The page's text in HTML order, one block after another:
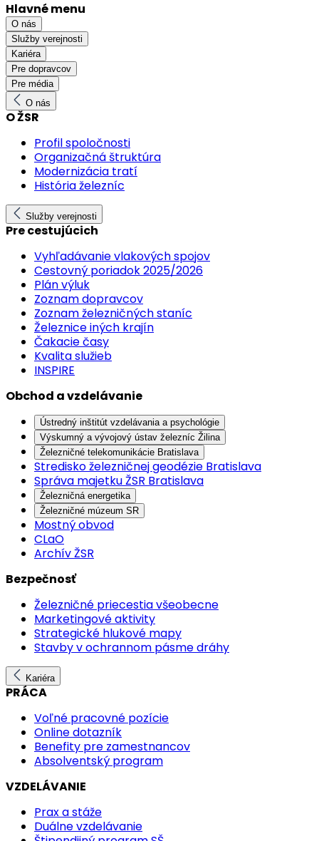
Hlavné menu
O nás
Služby verejnosti
Kariéra
Pre dopravcov
Pre média
O nás
O ŽSR
Profil spoločnosti
Organizačná štruktúra
Modernizácia tratí
História železníc
Služby verejnosti
Pre cestujúcich
Vyhľadávanie vlakových spojov
Cestovný poriadok 2025/2026
Plán výluk
Zoznam dopravcov
Zoznam železničných staníc
Železnice iných krajín
Čakacie časy
Kvalita služieb
INSPIRE
Obchod a vzdelávanie
Ústredný inštitút vzdelávania a psychológie
Výskumný a vývojový ústav železníc Žilina
Železničné telekomunikácie Bratislava
Stredisko železničnej geodézie Bratislava
Správa majetku ŽSR Bratislava
Železničná energetika
Železničné múzeum SR
Mostný obvod
CLaO
Archív ŽSR
Bezpečnosť
Železničné priecestia všeobecne
Marketingové aktivity
Strategické hlukové mapy
Stavby v ochrannom pásme dráhy
Kariéra
PRÁCA
Voľné pracovné pozície
Online dotazník
Benefity pre zamestnancov
Absolventský program
VZDELÁVANIE
Prax a stáže
Duálne vzdelávanie